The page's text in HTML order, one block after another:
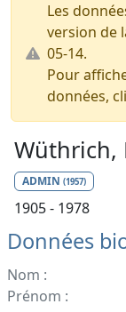
Les
version de
05-14.
Pour
données,
Wüthrich,
ADMIN (1957)
1905 - 1978
Données
Nom :
Prénom :